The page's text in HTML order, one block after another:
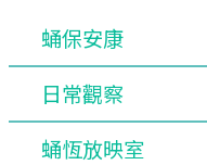
蛹保安康
日常觀察
蛹恆放映室